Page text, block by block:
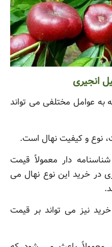
انجیری
به عوامل مختلفی می تواند
نوع و کیفیت نهال است.
دار معمولاً قیمت
در خرید این نوع نهال می
نیز می تواند بر قیمت